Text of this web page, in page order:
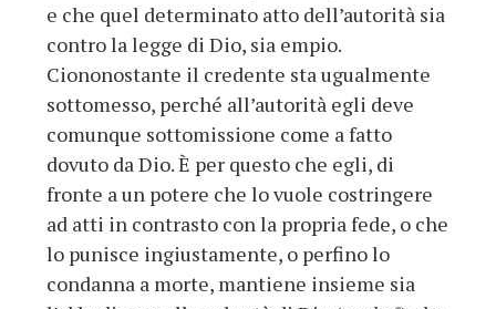
e che quel determinato atto dell’autorità sia
contro la legge di Dio, sia empio.
Ciononostante il credente sta ugualmente
sottomesso, perché all’autorità egli deve
comunque sottomissione come a fatto
dovuto da Dio. È per questo che egli, di
fronte a un potere che lo vuole costringere
ad atti in contrasto con la propria fede, o che
lo punisce ingiustamente, o perfino lo
condanna a morte, mantiene insieme sia